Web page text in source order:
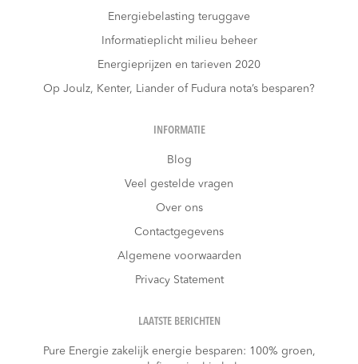
Energiebelasting teruggave
Informatieplicht milieu beheer
Energieprijzen en tarieven 2020
Op Joulz, Kenter, Liander of Fudura nota’s besparen?
INFORMATIE
Blog
Veel gestelde vragen
Over ons
Contactgegevens
Algemene voorwaarden
Privacy Statement
LAATSTE BERICHTEN
Pure Energie zakelijk energie besparen: 100% groen,